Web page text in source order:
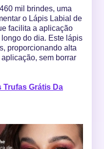
mil brindes, uma
o Lápis Labial de
facilita a aplicação
do dia. Este lápis
proporcionando alta
sem borrar
Trufas Grátis Da